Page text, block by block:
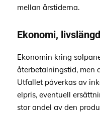
mellan årstiderna.
Ekonomi,
Ekonomin kring
återbetalningstid, men
Utfallet påverkas av
elpris, eventuell
stor andel av den